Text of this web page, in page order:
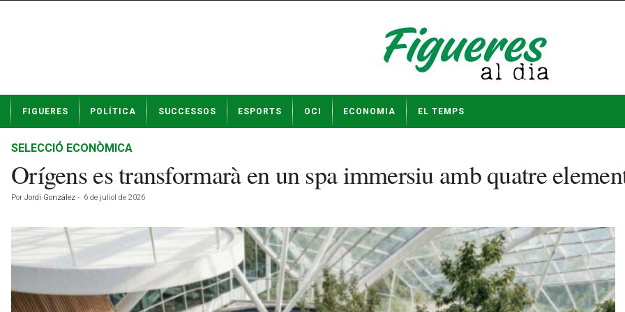
t
FIGUERES POLÍTICA SUCCESSOS ESPORTS OCI ECONOMIA EL TEMPS
SELECCIÓ ECONÒMICA
Orígens es transformarà en un spa immersiu amb quatre
Por Jordi González - 6 de juliol de 2026